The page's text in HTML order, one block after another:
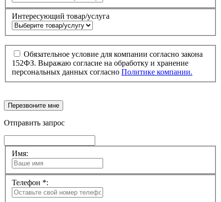
Интересующий товар/услуга
Обязательное условие для компании согласно закона
152ФЗ. Выражаю согласие на обработку и хранение
персональных данных согласно Политике компании.
Перезвоните мне
Отправить запрос
Имя:
Телефон *: